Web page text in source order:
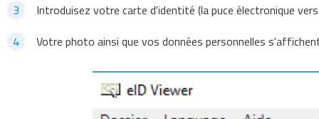
Introduisez votre carte d'identité (la puce électronique
Votre photo ainsi que vos données personnelles